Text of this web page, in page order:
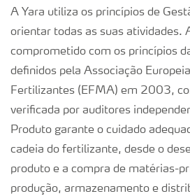
A Yara utiliza os princípios de
orientar todas as suas atividades.
comprometido com os princípios
definidos pela Associação
Fertilizantes (EFMA) em 2003,
verificada por auditores
Produto garante o cuidado
cadeia do fertilizante, desde o
produto e a compra de matérias-
produção, armazenamento e